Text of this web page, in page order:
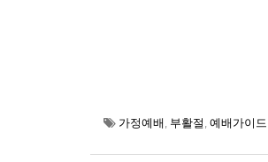
가정예배 부활절 예배가이드